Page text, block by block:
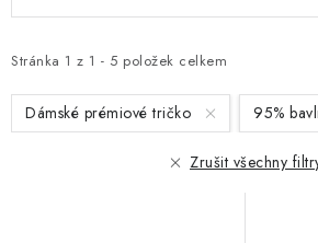
Zásady zpracování ochrany osobních údajů
Kontakty
i
s
p
Stránka 1 z 1 - 5 položek celkem
e
n
í Dámské prémiové tričko 95%
Zrušit všechny